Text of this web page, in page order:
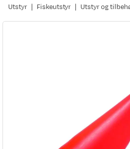
Utstyr Fiskeutstyr Utstyr og